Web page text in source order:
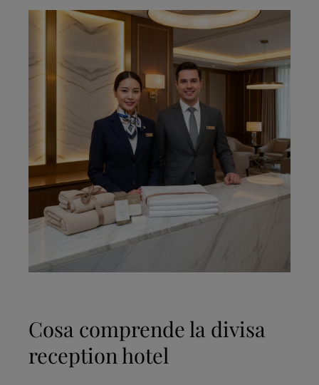
Cosa comprende la divisa
reception hotel